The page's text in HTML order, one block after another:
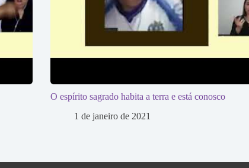
O espírito sagrado habita a terra e está conosco
1 de janeiro de 2021